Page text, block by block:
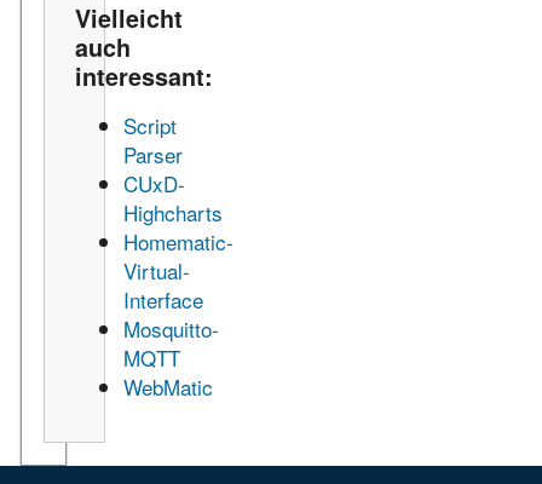
Vielleicht
auch
interessant:
Script
Parser
CUxD-
Highcharts
Homematic-
Virtual-
Interface
Mosquitto-
MQTT
WebMatic